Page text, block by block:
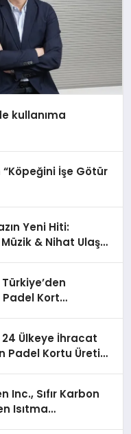
kullanıma
“Köpeğini İşe Götür
Yeni Hiti:
& Nihat Ulaş
Kort
24 Ülkeye İhracat
Padel Kortu Üretim
Inc., Sıfır Karbon
Isıtma